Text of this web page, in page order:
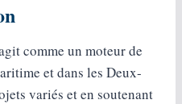
comme un moteur de
et dans les Deux-
variés et en soutenant